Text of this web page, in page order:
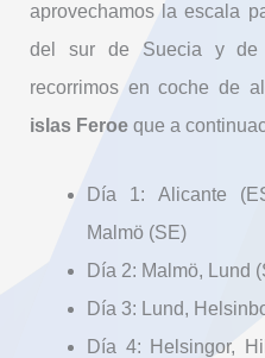
aprovechamos la escala
del sur de Suecia y de
recorrimos en coche de
islas Feroe que a
Día 1: Alicante
Malmö (SE)
Día 2: Malmö, Lund
Día 3: Lund,
Día 4: Helsingor,